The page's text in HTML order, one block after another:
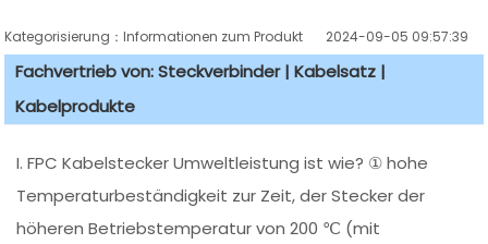
Kategorisierung：Informationen zum Produkt 2024-09-05 09:57:39
Fachvertrieb von: Steckverbinder | Kabelsatz |
Kabelprodukte
I. FPC Kabelstecker Umweltleistung ist wie? ① hohe
Temperaturbeständigkeit zur Zeit, der Stecker der
höheren Betriebstemperatur von 200 ℃ (mit